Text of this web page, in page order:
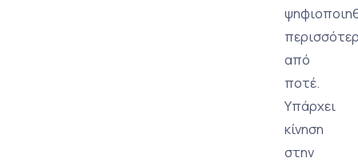
από
ποτέ.
Υπάρχει
κίνηση
στην